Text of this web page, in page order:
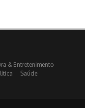
& Entretenimento
Saúde